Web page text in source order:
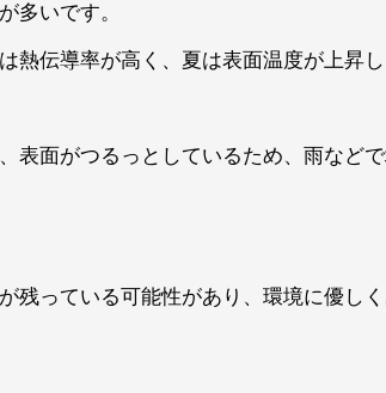
多いです。
熱伝導率が高く、夏は表面温度が上昇
表面がつるっとしているため、雨など
残っている可能性があり、環境に優しく